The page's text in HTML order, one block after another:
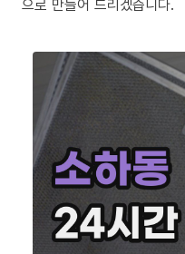
으로 만들어 드리겠습니다.